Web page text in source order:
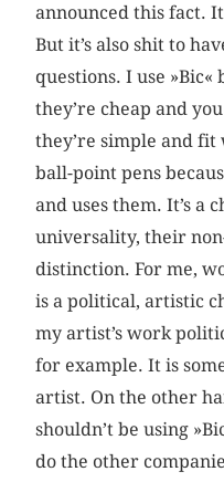
announced this fact.
But it’s also shit to
questions. I use »Bic«
they’re cheap and
they’re simple and
ball-point pens
and uses them. It’s a
universality, their
distinction. For me,
is a political, artistic
my artist’s work
for example. It is
artist. On the other
shouldn’t be using
do the other